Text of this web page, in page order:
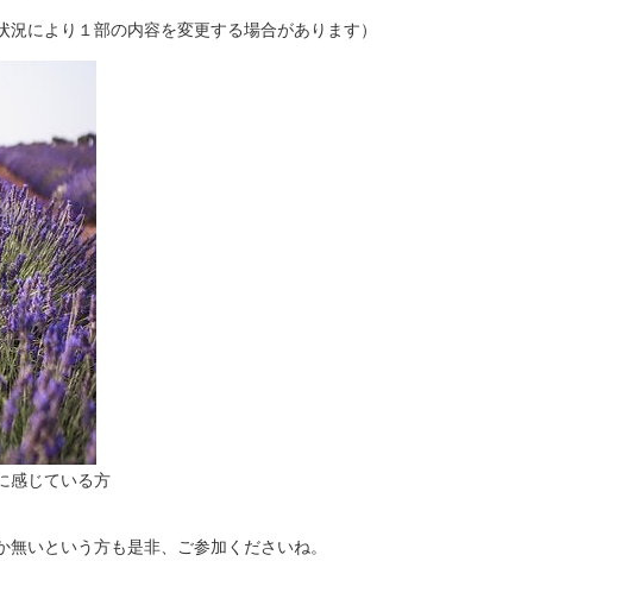
況により１部の内容を変更する場合があります）
感じている方
無いという方も是非、ご参加くださいね。